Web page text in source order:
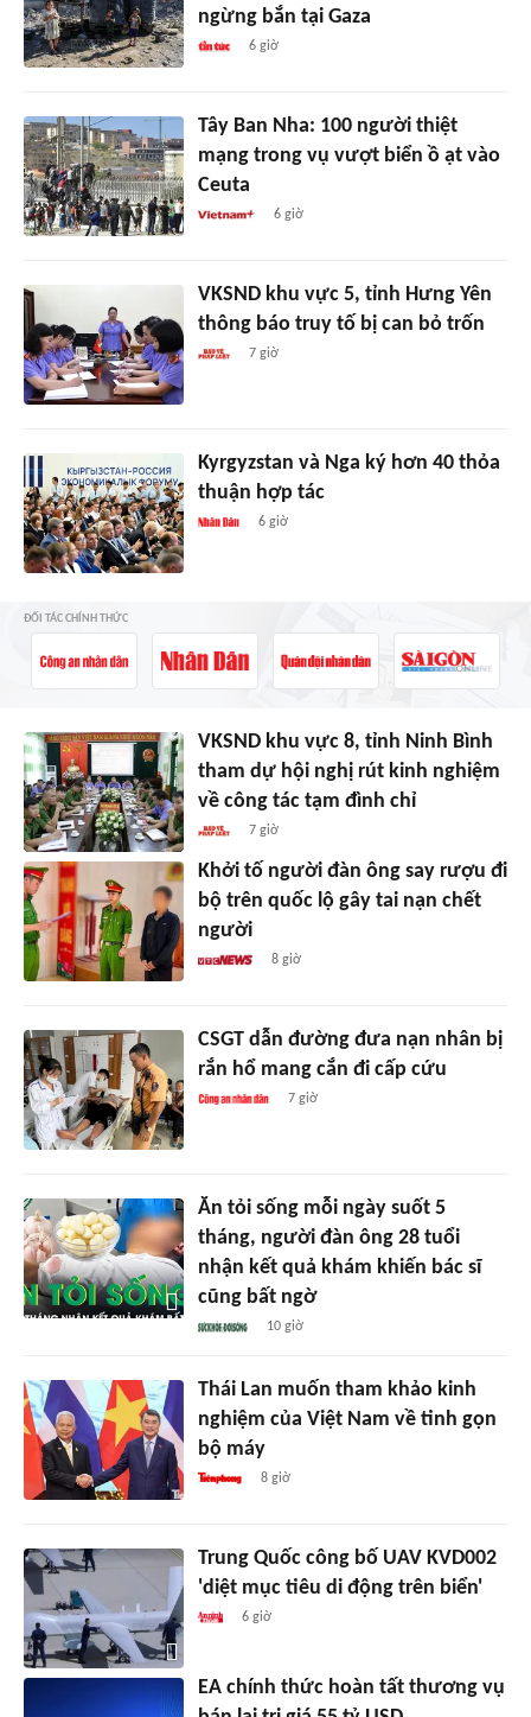
ngừng bắn tại Gaza
6 giờ
Tây Ban Nha: 100 người thiệt
mạng trong vụ vượt biển ồ ạt vào
Ceuta
6 giờ
VKSND khu vực 5, tỉnh Hưng Yên
thông báo truy tố bị can bỏ trốn
7 giờ
Kyrgyzstan và Nga ký hơn 40 thỏa
thuận hợp tác
6 giờ
ĐỐI TÁC CHÍNH THỨC
VKSND khu vực 8, tỉnh Ninh Bình
tham dự hội nghị rút kinh nghiệm
về công tác tạm đình chỉ
7 giờ
Khởi tố người đàn ông say rượu đi
bộ trên quốc lộ gây tai nạn chết
người
8 giờ
CSGT dẫn đường đưa nạn nhân bị
rắn hổ mang cắn đi cấp cứu
7 giờ
Ăn tỏi sống mỗi ngày suốt 5
tháng, người đàn ông 28 tuổi
nhận kết quả khám khiến bác sĩ
cũng bất ngờ
10 giờ
Thái Lan muốn tham khảo kinh
nghiệm của Việt Nam về tinh gọn
bộ máy
8 giờ
Trung Quốc công bố UAV KVD002
'diệt mục tiêu di động trên biển'
6 giờ
EA chính thức hoàn tất thương vụ